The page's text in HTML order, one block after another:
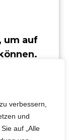
verbessern,
und
auf „Alle
um auf